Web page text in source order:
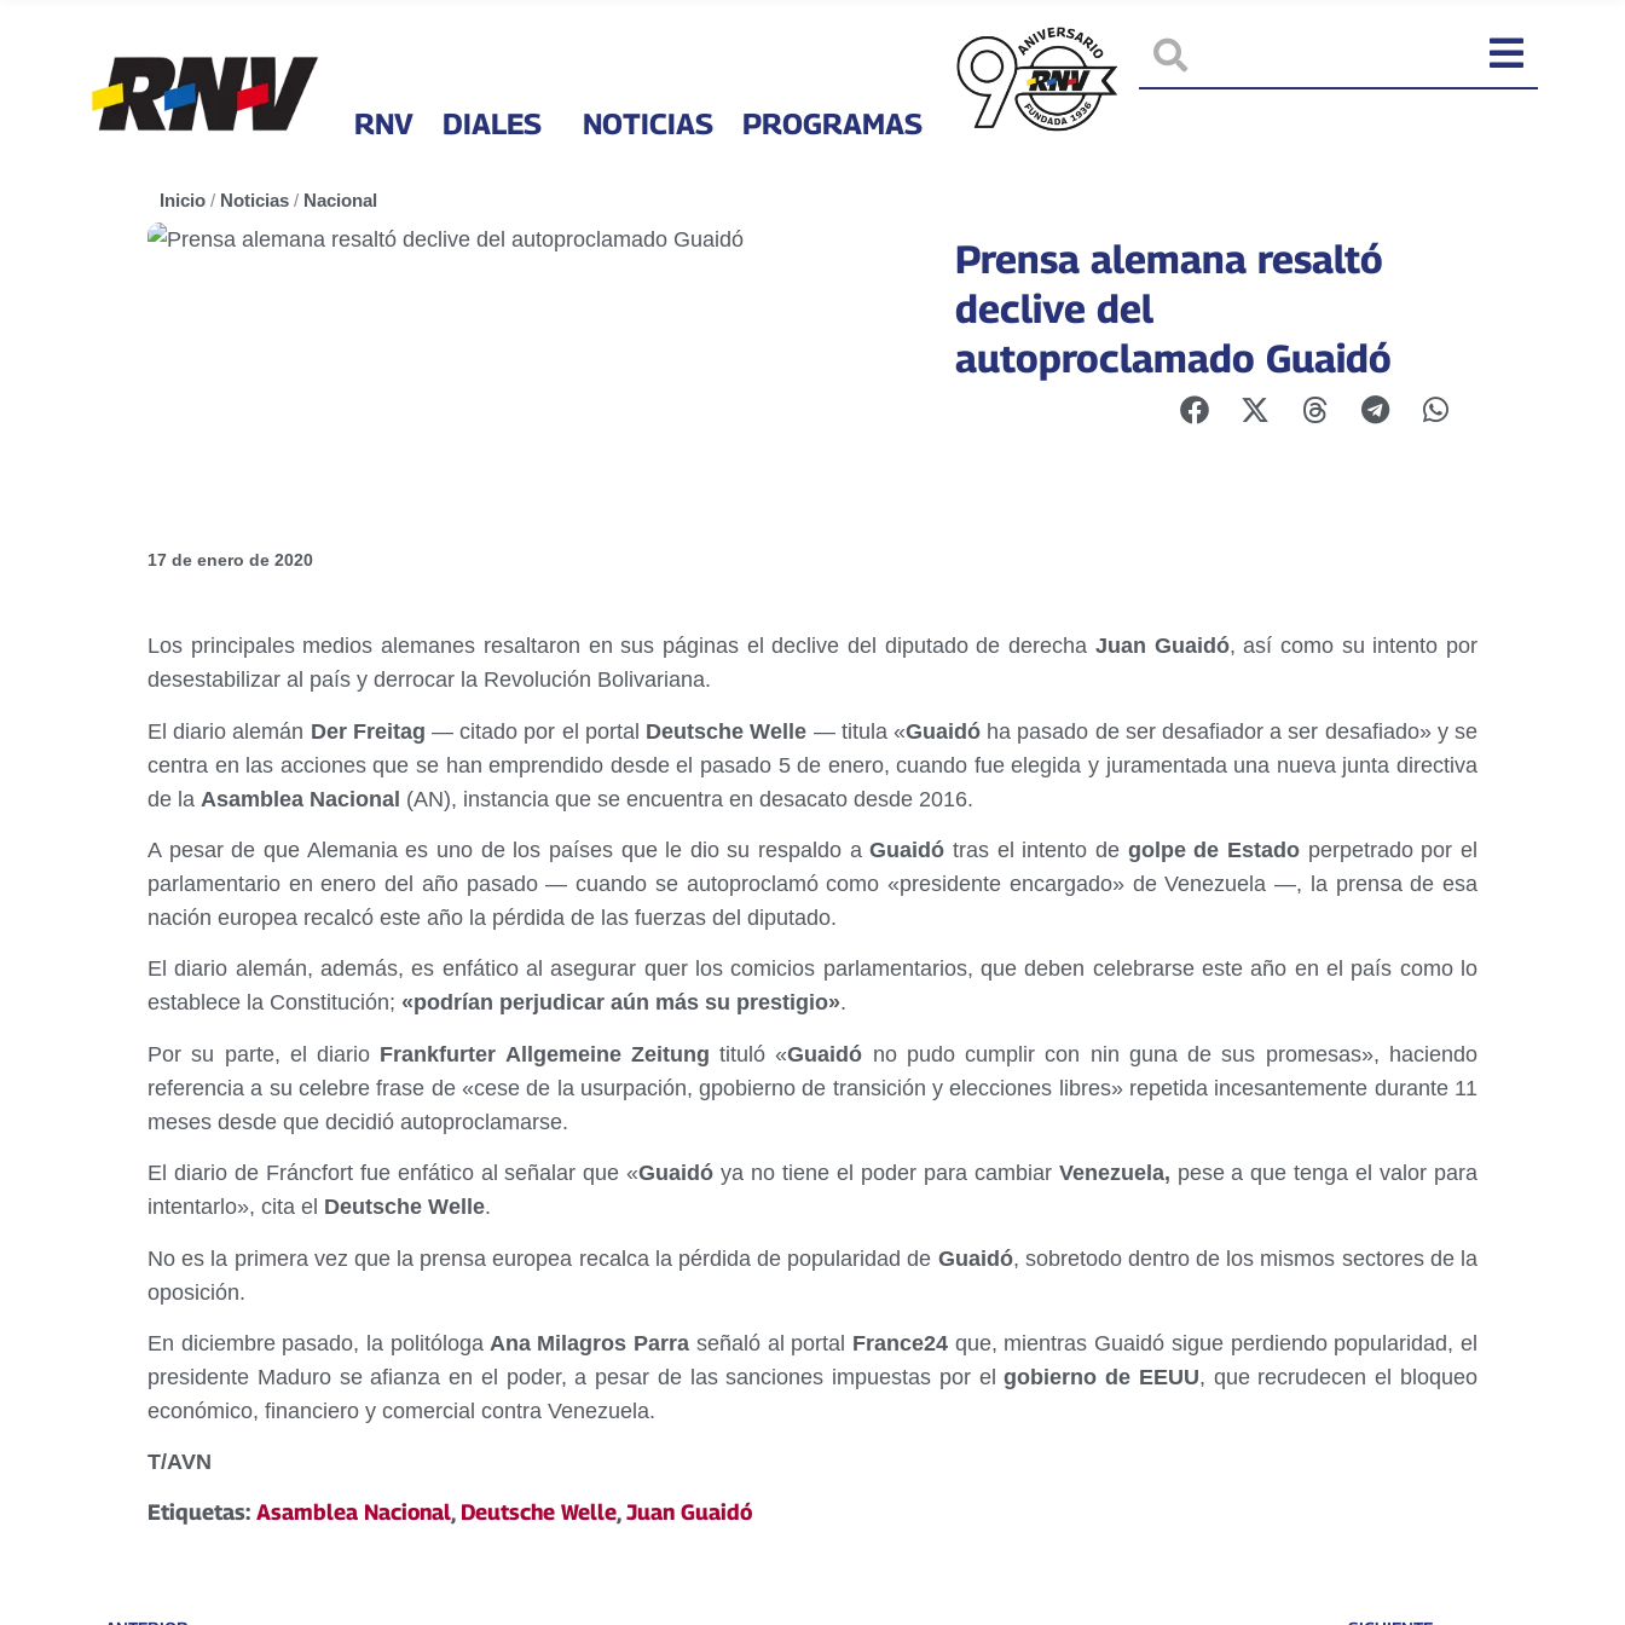
RNV DIALES NOTICIAS PROGRAMAS
Inicio / Noticias / Nacional
Prensa alemana resaltó
declive del
autoproclamado Guaidó
17 de enero de 2020
Los principales medios alemanes resaltaron en sus páginas el declive del diputado de derecha Juan Guaidó, así como su intento por
desestabilizar al país y derrocar la Revolución Bolivariana.
El diario alemán Der Freitag — citado por el portal Deutsche Welle — titula «Guaidóha pasado de ser desafiador a ser desafiado» y se
centra en las acciones que se han emprendido desde el pasado 5 de enero, cuando fue elegida y juramentada una nueva junta directiva
de la Asamblea Nacional (AN), instancia que se encuentra en desacato desde 2016.
A pesar de que Alemania es uno de los países que le dio su respaldo aGuaidó tras el intento de golpe de Estado perpetrado por el
parlamentario en enero del año pasado — cuando se autoproclamó como «presidente encargado» de Venezuela —, la prensa de esa
nación europea recalcó este año la pérdida de las fuerzas del diputado.
El diario alemán, además, es enfático al asegurar quer los comicios parlamentarios, que deben celebrarse este año en el país como lo
establece la Constitución; «podrían perjudicar aún más su prestigio».
Por su parte, el diario Frankfurter Allgemeine Zeitung tituló «Guaidó no pudo cumplir con nin guna de sus promesas», haciendo
referencia a su celebre frase de «cese de la usurpación, gpobierno de transición y elecciones libres» repetida incesantemente durante 11
meses desde que decidió autoproclamarse.
El diario de Fráncfort fue enfático al señalar que «Guaidó ya no tiene el poder para cambiar Venezuela, pese a que tenga el valor para
intentarlo», cita el Deutsche Welle.
No es la primera vez que la prensa europea recalca la pérdida de popularidad de Guaidó, sobretodo dentro de los mismos sectores de la
oposición.
En diciembre pasado, la politólogaAna Milagros Parra señaló al portal France24que, mientras Guaidó sigue perdiendo popularidad, el
presidente Maduro se afianza en el poder, a pesar de las sanciones impuestas por elgobierno de EEUU, que recrudecen el bloqueo
económico, financiero y comercial contra Venezuela.
T/AVN
Etiquetas: Asamblea Nacional, Deutsche Welle,Juan Guaidó